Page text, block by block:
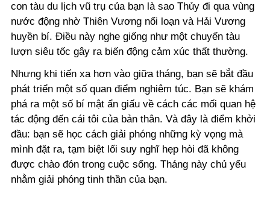
con tàu du lịch vũ trụ của bạn là sao Thủy đi qua vùng
nước động nhờ Thiên Vương nổi loạn và Hải Vương
huyền bí. Điều này nghe giống như một chuyến tàu
lượn siêu tốc gây ra biến động cảm xúc thất thường.
Nhưng khi tiến xa hơn vào giữa tháng, bạn sẽ bắt đầu
phát triển một số quan điểm nghiêm túc. Bạn sẽ khám
phá ra một số bí mật ẩn giấu về cách các mối quan hệ
tác động đến cái tôi của bản thân. Và đây là điểm khởi
đầu: bạn sẽ học cách giải phóng những kỳ vọng mà
mình đặt ra, tạm biệt lối suy nghĩ hẹp hòi đã không
được chào đón trong cuộc sống. Tháng này chủ yếu
nhằm giải phóng tinh thần của bạn.